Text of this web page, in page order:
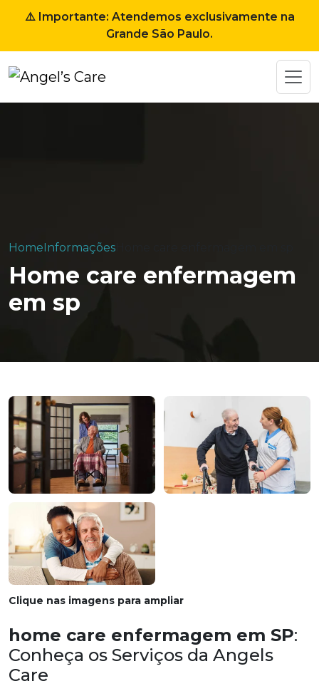
⚠️ Importante: Atendemos exclusivamente na
Grande São Paulo.
HomeInformações
Home care enfermagem
em sp
Clique nas imagens para ampliar
home care enfermagem em SP:
Conheça os Serviços da Angels
Care